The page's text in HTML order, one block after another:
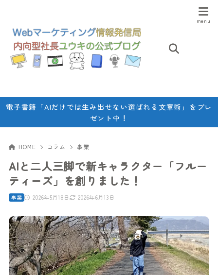
電子書籍「AIだけでは生み出せない選ばれる文章術」をプレ
ゼント中！
HOME コラム 事業
AIと二人三脚で新キャラクター「フルー
ティーズ」を創りました！
2026年5月18日 2026年6月13日
事業